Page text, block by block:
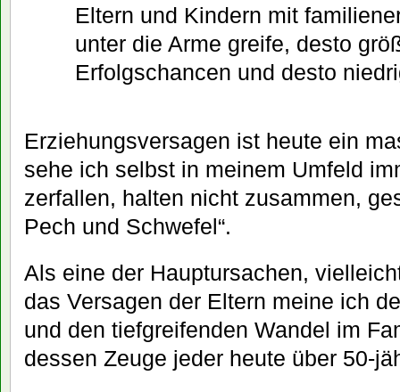
Eltern und Kindern mit
unter die Arme greife, desto
Erfolgschancen und desto
Erziehungsversagen ist heute ein
sehe ich selbst in meinem Umfeld
zerfallen, halten nicht zusammen,
Pech und Schwefel“.
Als eine der Hauptursachen,
das Versagen der Eltern meine ich
und den tiefgreifenden Wandel im
dessen Zeuge jeder heute über 50-